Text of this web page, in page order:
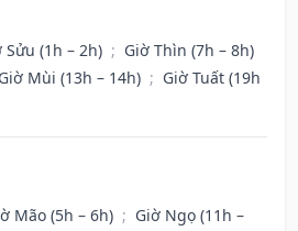
Sửu (1h – 2h) ; Giờ Thìn (7h – 8h)
Giờ Mùi (13h – 14h) ; Giờ Tuất (19h
Mão (5h – 6h) ; Giờ Ngọ (11h –